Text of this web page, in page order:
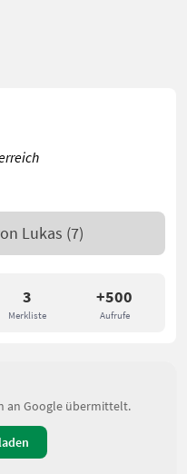
3
Merkliste
+500
Aufrufe
Lukas (7)
an Google übermittelt.